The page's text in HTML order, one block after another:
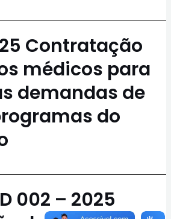
Contratação
médicos para
demandas de
do
002 – 2025